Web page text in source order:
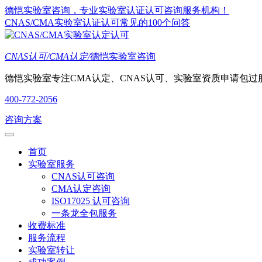
德恺实验室咨询，专业实验室认证认可咨询服务机构！
CNAS/CMA实验室认证认可常见的100个问答
CNAS认可/CMA认定/德恺实验室咨询
德恺实验室专注CMA认定、CNAS认可、实验室资质申请包过
400-772-2056
咨询方案
首页
实验室服务
CNAS认可咨询
CMA认定咨询
ISO17025 认可咨询
一条龙全包服务
收费标准
服务流程
实验室转让